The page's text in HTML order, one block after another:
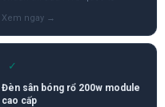
✓
Đèn sân bóng rổ 200w module
cao cấp